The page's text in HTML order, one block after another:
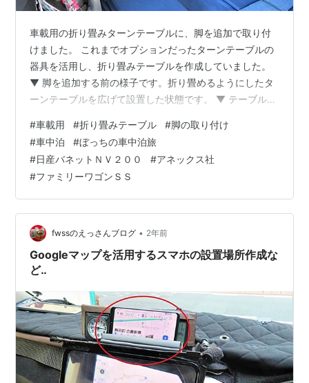
車載用の折り畳みターンテーブルに、脚を追加で取り付
けました。 これまでオプションだったターンテーブルの
器具を活用し、折り畳みテーブルを作成していました。
▼ 脚を追加する前の様子です。折り畳めるようにしたタ
ーンテーブルを広げて設置した状態です。 ▼ テーブルを
▼ 折り畳んだテーブル側には、脚を取り付けています。
回転軸から外し単独でも使えるようにしていました。 ▼
今回、折り畳みテーブルを広げた先端側にも脚を取り付
けました。 ▼ テーブルをポールから外し、広げて使用で
きるようになりました。オートキャンプなど車外でも広
げて使えます。 ▼ テーブル…
#車載用 #折り畳みテーブル #脚の取り付け
#車中泊 #ぼっちの車中泊旅
#日産バネットＮＶ２００ #アネックス社
#ファミリーワゴンＳＳ
fwssのえっさんブログ • 2年前
Googleマップを活用するスマホの設置場所作成な
ど‥